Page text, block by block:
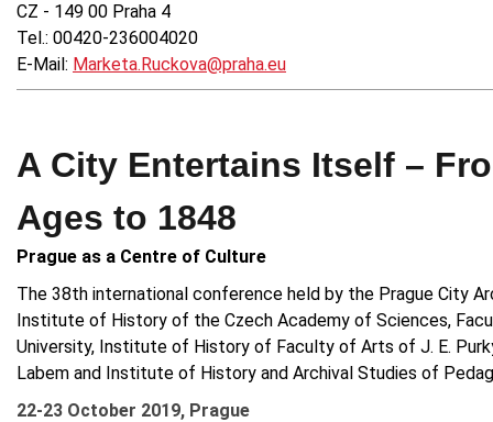
CZ - 149 00 Praha 4
Tel.: 00420-236004020
E-Mail: Marketa.Ruckova@praha.eu
A City Entertains Itself –
Ages to 1848
Prague as a Centre of Culture
The 38th international conference held by the Prague City
Institute of History of the Czech Academy of Sciences,
University, Institute of History of Faculty of Arts of J. E.
Labem and Institute of History and Archival Studies of
22-23 October 2019, Prague